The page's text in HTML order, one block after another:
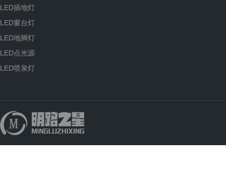
LED插地灯
LED窗台灯
LED地脚灯
LED点光源
LED喷泉灯